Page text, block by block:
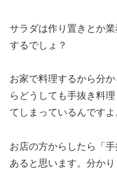
サラダは作り置きとか
するでしょ？
お家で料理するから分
らどうしても手抜き料
てしまっているんですよ
お店の方からしたら「
あると思います。分かり